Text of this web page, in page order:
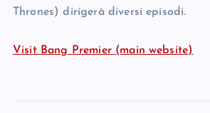
Thrones) dirigerà diversi episodi.
Visit Bang Premier (main website)